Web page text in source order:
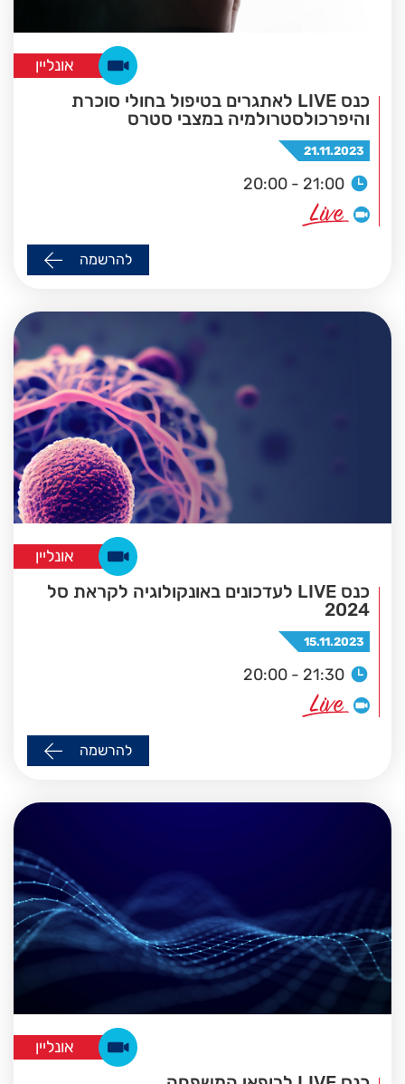
אונליין
כנס LIVE לאתגרים בטיפול בחולי סוכרת
והיפרכולסטרולמיה במצבי סטרס
21.11.2023
20:00 - 21:00
להרשמה
אונליין
כנס LIVE לעדכונים באונקולוגיה לקראת סל
2024
15.11.2023
20:00 - 21:30
להרשמה
אונליין